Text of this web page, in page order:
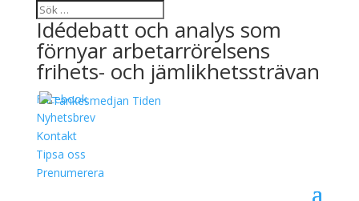
Idédebatt och analys som
förnyar arbetarrörelsens
frihets- och jämlikhetssträvan
Facebook
Nyhetsbrev
Kontakt
Tipsa oss
Prenumerera
Anmälningar öppna till
årets forskarkonferens
”Samhällets